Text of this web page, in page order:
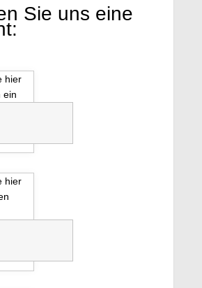
Sie uns eine
hier
ein
hier